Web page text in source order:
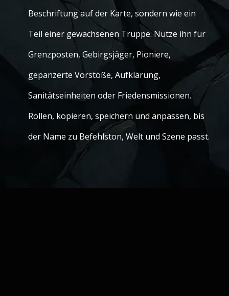
Beschriftung auf der Karte, sondern wie ein
Teil einer gewachsenen Truppe. Nutze ihn für
Grenzposten, Gebirgsjäger, Pioniere,
gepanzerte Vorstöße, Aufklärung,
Sanitätseinheiten oder Friedensmissionen.
Rollen, kopieren, speichern und anpassen, bis
der Name zu Befehlston, Welt und Szene passt.